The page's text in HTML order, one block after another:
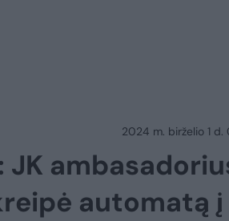
2024 m. birželio 1 d.
JK
automatą į